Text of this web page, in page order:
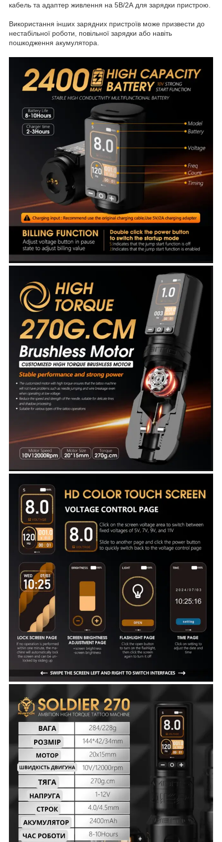
кабель та адаптер живлення на 5В/2А для зарядки пристрою.
Використання інших зарядних пристроїв може призвести до
нестабільної роботи, повільної зарядки або навіть
пошкодження акумулятора.